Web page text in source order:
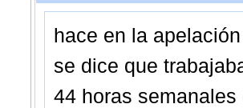
hace en la
se dice que
44 horas